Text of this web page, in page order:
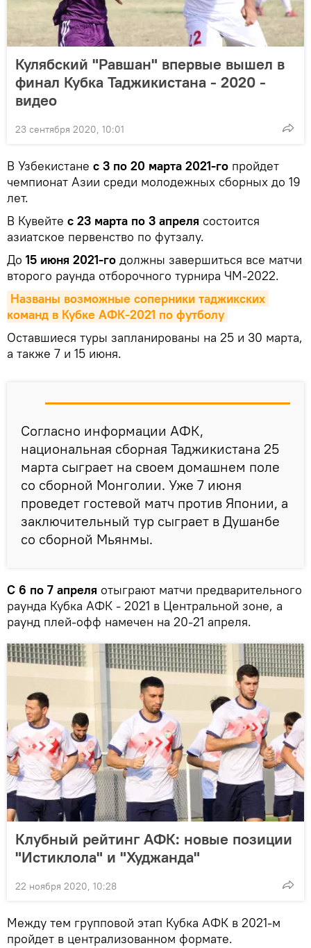
Кулябский "Равшан" впервые вышел в
финал Кубка Таджикистана - 2020 -
видео
23 сентября 2020, 10:01
В Узбекистане с 3 по 20 марта 2021-го пройдет
чемпионат Азии среди молодежных сборных до 19
лет.
В Кувейте с 23 марта по 3 апреля состоится
азиатское первенство по футзалу.
До 15 июня 2021-го должны завершиться все матчи
второго раунда отборочного турнира ЧМ-2022.
Названы возможные соперники таджикских
команд в Кубке АФК-2021 по футболу
Оставшиеся туры запланированы на 25 и 30 марта,
а также 7 и 15 июня.
Согласно информации АФК,
национальная сборная Таджикистана 25
марта сыграет на своем домашнем поле
со сборной Монголии. Уже 7 июня
проведет гостевой матч против Японии, а
заключительный тур сыграет в Душанбе
со сборной Мьянмы.
С 6 по 7 апреля отыграют матчи предварительного
раунда Кубка АФК - 2021 в Центральной зоне, а
раунд плей-офф намечен на 20-21 апреля.
Клубный рейтинг АФК: новые позиции
"Истиклола" и "Худжанда"
22 ноября 2020, 10:28
Между тем групповой этап Кубка АФК в 2021-м
пройдет в централизованном формате.